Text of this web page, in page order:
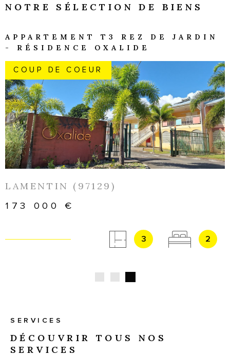
NOTRE SÉLECTION DE BIENS
APPARTEMENT T3 REZ DE JARDIN
- RÉSIDENCE OXALIDE
COUP DE COEUR
VOIR LE BIEN
LAMENTIN (97129)
173 000 €
3 2
SERVICES
DÉCOUVRIR TOUS NOS
SERVICES